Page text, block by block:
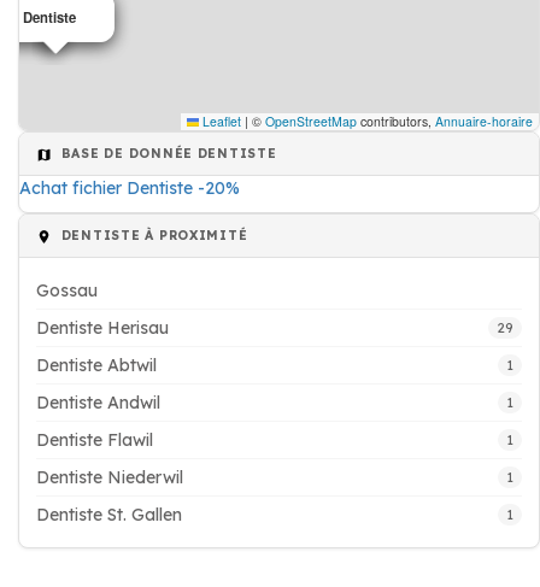
Dentiste
Dentiste
Leaflet | © OpenStreetMap contributors, Annuaire-horaire
BASE DE DONNÉE DENTISTE
Achat fichier Dentiste -20%
DENTISTE À PROXIMITÉ
Gossau
Dentiste Herisau
29
Dentiste Abtwil 1
Dentiste Andwil 1
Dentiste Flawil 1
Dentiste Niederwil 1
Dentiste St. Gallen 1